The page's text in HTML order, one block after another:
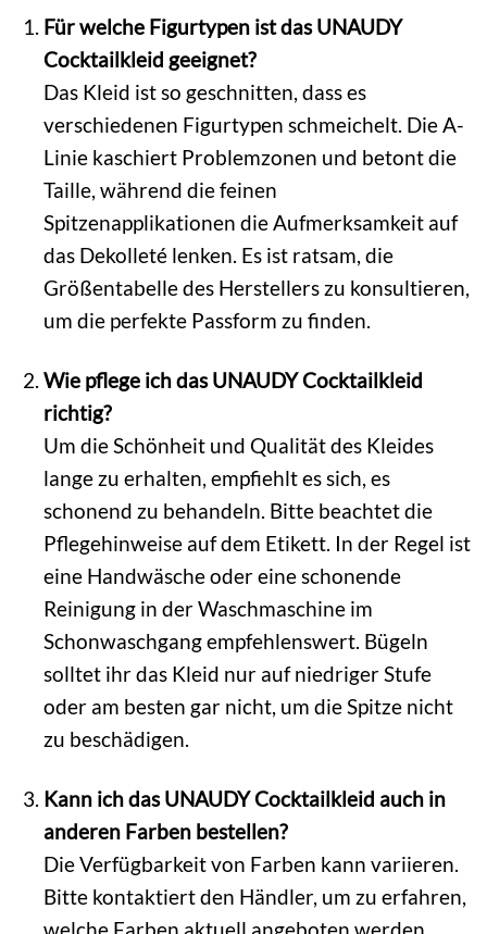
Für welche Figurtypen ist das UNAUDY
Cocktailkleid geeignet?
Das Kleid ist so geschnitten, dass es
verschiedenen Figurtypen schmeichelt. Die A-
Linie kaschiert Problemzonen und betont die
Taille, während die feinen
Spitzenapplikationen die Aufmerksamkeit auf
das Dekolleté lenken. Es ist ratsam, die
Größentabelle des Herstellers zu konsultieren,
um die perfekte Passform zu finden.
Wie pflege ich das UNAUDY Cocktailkleid
richtig?
Um die Schönheit und Qualität des Kleides
lange zu erhalten, empfiehlt es sich, es
schonend zu behandeln. Bitte beachtet die
Pflegehinweise auf dem Etikett. In der Regel ist
eine Handwäsche oder eine schonende
Reinigung in der Waschmaschine im
Schonwaschgang empfehlenswert. Bügeln
solltet ihr das Kleid nur auf niedriger Stufe
oder am besten gar nicht, um die Spitze nicht
zu beschädigen.
Kann ich das UNAUDY Cocktailkleid auch in
anderen Farben bestellen?
Die Verfügbarkeit von Farben kann variieren.
Bitte kontaktiert den Händler, um zu erfahren,